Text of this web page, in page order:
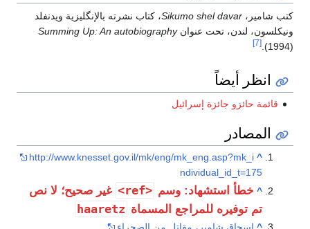
شامير،Sikumo shel davar، كتاب نشرته بالإنگليزية ويدنفلد
لندن، تحت عنوانSumming Up: An autobiography
[7]
انظر أيضاً
قائمة حائزو جائزة إسرائيل
المصادر
http://www.knesset.gov.il/mk/eng/mk_eng.asp?mk_i
ndividual_id_t=175
خطأ استشهاد: وسم<ref>
غير صحيح؛ لا نص
تم توفيره للمراجع المسماةhaaretz